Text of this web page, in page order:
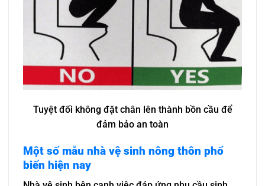
Tuyệt đối không đặt chân lên thành bồn cầu để
đảm bảo an toàn
Một số mẫu nhà vệ sinh nông thôn phổ
biến hiện nay